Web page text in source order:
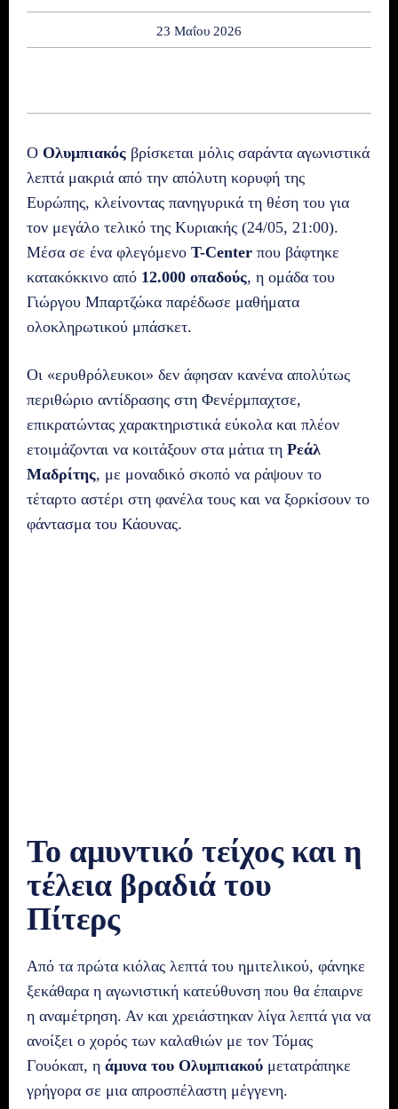
23 Μαΐου 2026
Ο Ολυμπιακός βρίσκεται μόλις σαράντα αγωνιστικά
λεπτά μακριά από την απόλυτη κορυφή της
Ευρώπης, κλείνοντας πανηγυρικά τη θέση του για
τον μεγάλο τελικό της Κυριακής (24/05, 21:00).
Μέσα σε ένα φλεγόμενο T-Center που βάφτηκε
κατακόκκινο από 12.000 οπαδούς, η ομάδα του
Γιώργου Μπαρτζώκα παρέδωσε μαθήματα
ολοκληρωτικού μπάσκετ.
Οι «ερυθρόλευκοι» δεν άφησαν κανένα απολύτως
περιθώριο αντίδρασης στη Φενέρμπαχτσε,
επικρατώντας χαρακτηριστικά εύκολα και πλέον
ετοιμάζονται να κοιτάξουν στα μάτια τη Ρεάλ
Μαδρίτης, με μοναδικό σκοπό να ράψουν το
τέταρτο αστέρι στη φανέλα τους και να ξορκίσουν το
φάντασμα του Κάουνας.
Το αμυντικό τείχος και η
τέλεια βραδιά του
Πίτερς
Από τα πρώτα κιόλας λεπτά του ημιτελικού, φάνηκε
ξεκάθαρα η αγωνιστική κατεύθυνση που θα έπαιρνε
η αναμέτρηση. Αν και χρειάστηκαν λίγα λεπτά για να
ανοίξει ο χορός των καλαθιών με τον Τόμας
Γουόκαπ, η άμυνα του Ολυμπιακού μετατράπηκε
γρήγορα σε μια απροσπέλαστη μέγγενη.